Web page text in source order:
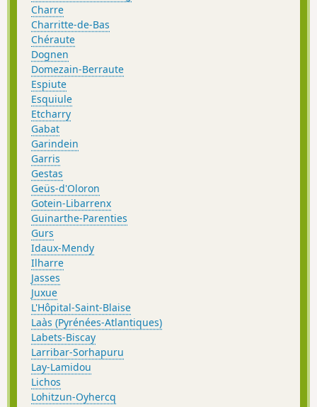
Charre
Charritte-de-Bas
Chéraute
Dognen
Domezain-Berraute
Espiute
Esquiule
Etcharry
Gabat
Garindein
Garris
Gestas
Geüs-d'Oloron
Gotein-Libarrenx
Guinarthe-Parenties
Gurs
Idaux-Mendy
Ilharre
Jasses
Juxue
L'Hôpital-Saint-Blaise
Laàs (Pyrénées-Atlantiques)
Labets-Biscay
Larribar-Sorhapuru
Lay-Lamidou
Lichos
Lohitzun-Oyhercq